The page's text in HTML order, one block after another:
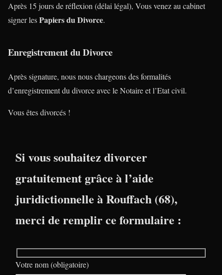
Après 15 jours de réflexion (délai légal), Vous venez au cabinet
signer lesPapiers du Divorce.
Enregistrement du Divorce
Après signature, nous nous chargeons des formalités
d’enregistrement du divorce avec le Notaire et l’Etat civil.
Vous êtes divorcés !
Si vous souhaitez divorcer
gratuitement grâce à l’aide
juridictionnelle à Rouffach (68),
merci de remplir ce formulaire :
Votre nom (obligatoire)